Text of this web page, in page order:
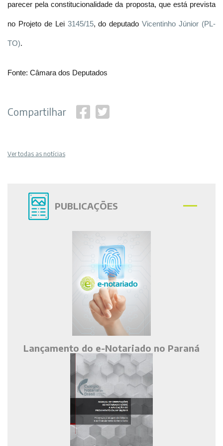
parecer pela constitucionalidade da proposta, que está prevista
no Projeto de Lei 3145/15, do deputadoVicentinho Júnior (PL-
TO).
Fonte: Câmara dos Deputados
Compartilhar
Ver todas as notícias
PUBLICAÇÕES
Lançamento do e-Notariado no Paraná